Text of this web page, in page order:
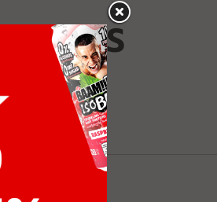
SERIES